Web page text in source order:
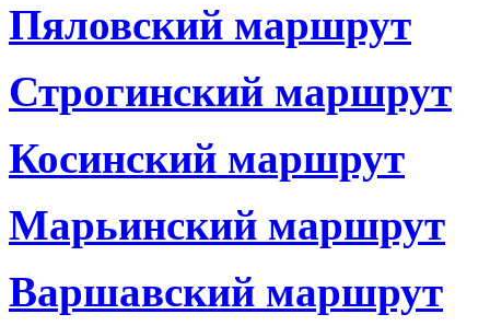
Пяловский маршрут
Строгинский маршрут
Косинский маршрут
Марьинский маршрут
Варшавский маршрут